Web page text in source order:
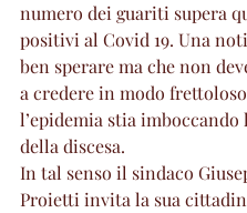
numero dei guariti supera
positivi al Covid 19. Una
ben sperare ma che non
a credere in modo
l’epidemia stia imboccando
della discesa.
In tal senso il sindaco
Proietti invita la sua